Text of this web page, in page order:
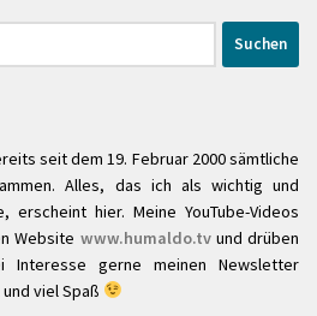
seit dem 19. Februar 2000 sämtliche
Alles, das ich als wichtig und
erscheint hier. Meine YouTube-Videos
Website www.humaldo.tvund drüben
Interesse gerne meinen Newsletter
viel Spaß